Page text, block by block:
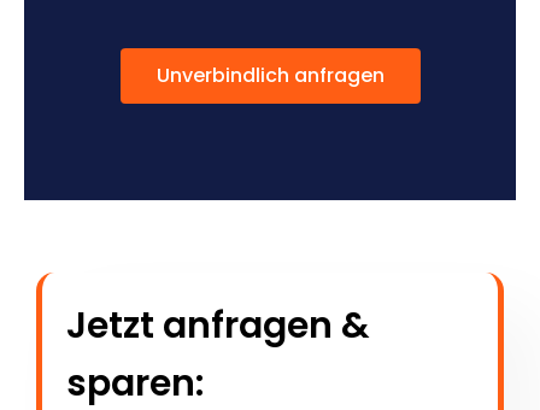
Unverbindlich anfragen
Jetzt anfragen &
sparen: